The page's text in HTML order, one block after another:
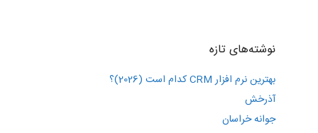
نوشته‌های تازه
بهترین نرم افزار CRM کدام است (2026)؟
آذرخش
جوانه خراسان